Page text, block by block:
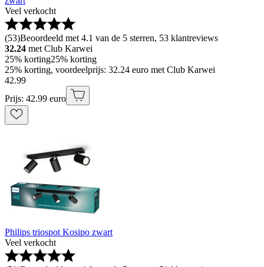
Veel verkocht
(53)Beoordeeld met 4.1 van de 5 sterren, 53 klantreviews
32.24 met Club Karwei
25% korting25% korting
25% korting, voordeelprijs: 32.24 euro met Club Karwei
42.99
Prijs: 42.99 euro
Philips triospot Kosipo zwart
Veel verkocht